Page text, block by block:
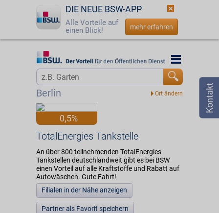
DIE NEUE BSW-APP
Alle Vorteile auf
einen Blick!
mehr erfahren
Startseite
Login
Berlin
Startseite
0,5%
TotalEnergies Tankstelle
An über 800 teilnehmenden TotalEnergies
Tankstellen deutschlandweit gibt es bei BSW
einen Vorteil auf alle Kraftstoffe und Rabatt auf
Autowäschen. Gute Fahrt!
Filialen in der Nähe anzeigen
Partner als Favorit speichern